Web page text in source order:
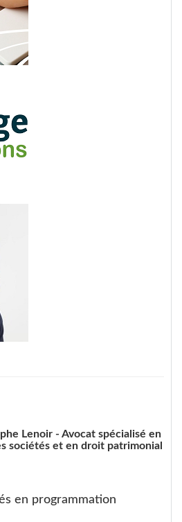
Lenoir - Avocat spécialisé en
sociétés et en droit patrimonial
en programmation